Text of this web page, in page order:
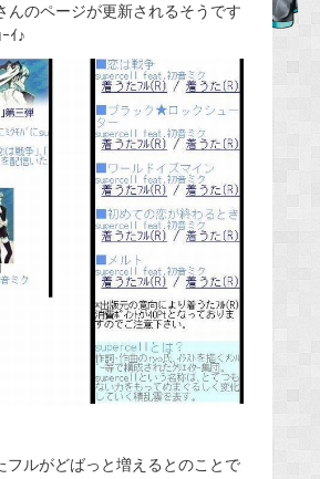
んのページが更新されるそうです
ｲ♪
フルがどばっと増えるとのことで